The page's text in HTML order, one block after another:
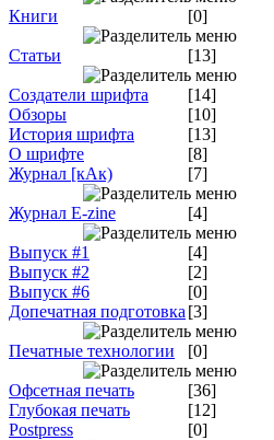
Книги [0]
Статьи [13]
Создатели шрифта
[14]
Обзоры
[10]
История шрифта
[13]
О шрифте
[8]
Журнал [кАк)
[7]
Журнал E-zine [4]
Выпуск #1
[4]
Выпуск #2
[2]
Выпуск #6
[0]
Допечатная подготовка [3]
Печатные технологии [0]
Офсетная печать
[36]
Глубокая печать
[12]
Postpress
[0]